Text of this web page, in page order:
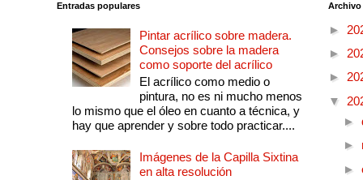
Entradas populares
Pintar acrílico sobre madera.
Consejos sobre la madera
como soporte del acrílico
El acrílico como medio o
pintura, no es ni mucho menos
lo mismo que el óleo en cuanto a técnica, y
hay que aprender y sobre todo practicar....
Imágenes de la Capilla Sixtina
en alta resolución
►
►
►
▼
►
►
►